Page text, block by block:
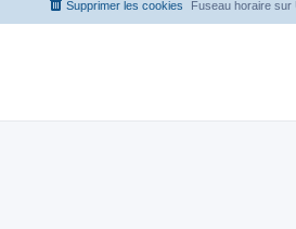
Fuseau horaire sur
Supprimer les cookies